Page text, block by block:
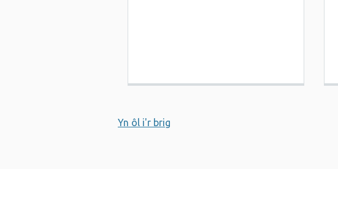
Yn ôl i'r brig